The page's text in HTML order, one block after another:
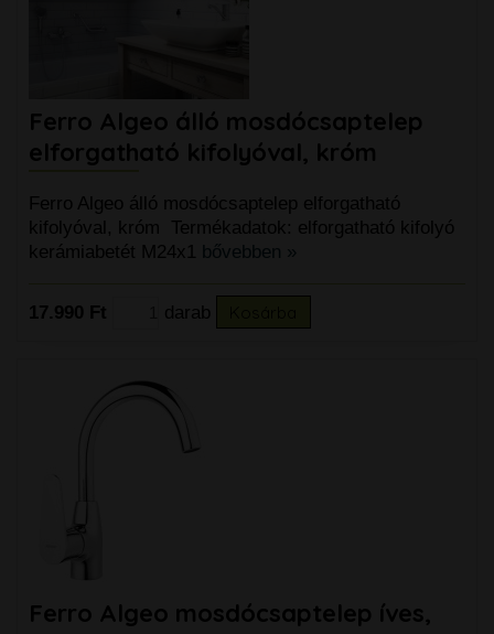
Ferro Algeo álló mosdócsaptelep
elforgatható kifolyóval, króm
Ferro Algeo álló mosdócsaptelep elforgatható
kifolyóval, króm Termékadatok: elforgatható kifolyó
kerámiabetét M24x1 bővebben »
17.990 Ft darab
Ferro Algeo mosdócsaptelep íves,